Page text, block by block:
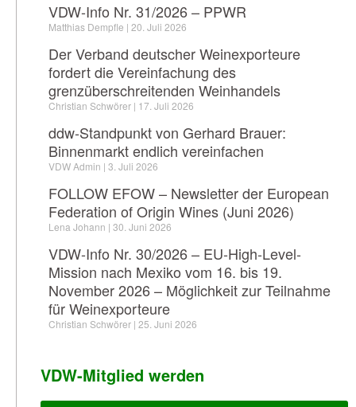
VDW-Info Nr. 31/2026 – PPWR
Matthias Dempfle 20. Juli 2026
Der Verband deutscher Weinexporteure
fordert die Vereinfachung des
grenzüberschreitenden Weinhandels
Christian Schwörer 17. Juli 2026
ddw-Standpunkt von Gerhard Brauer:
Binnenmarkt endlich vereinfachen
VDW Admin 3. Juli 2026
FOLLOW EFOW – Newsletter der European
Federation of Origin Wines (Juni 2026)
Lena Johann 30. Juni 2026
VDW-Info Nr. 30/2026 – EU-High-Level-
Mission nach Mexiko vom 16. bis 19.
November 2026 – Möglichkeit zur Teilnahme
für Weinexporteure
Christian Schwörer 25. Juni 2026
VDW-Mitglied werden